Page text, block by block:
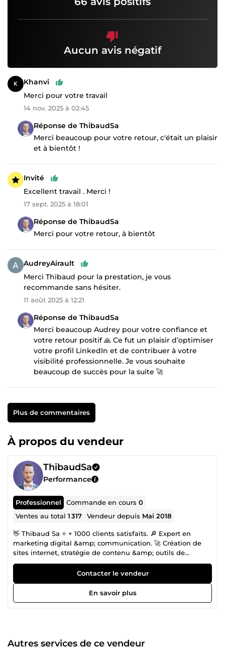
Aucun avis négatif
Khanvi
Merci pour votre travail
14 nov. 2025 à 02:45
Réponse de ThibaudSa
Merci beaucoup pour votre retour, c'était un plaisir
et à bientôt !
Invité
Excellent travail . Merci !
17 sept. 2025 à 18:01
Réponse de ThibaudSa
Merci pour votre retour, à bientôt
AudreyAirault
Merci Thibaud pour la prestation, je vous
recommande sans hésiter.
11 août 2025 à 12:21
Réponse de ThibaudSa
Merci beaucoup Audrey pour votre confiance et
votre retour positif 🙏 Ce fut un plaisir d’optimiser
votre profil LinkedIn et de contribuer à votre
visibilité professionnelle. Je vous souhaite
beaucoup de succès pour la suite 🚀
Plus de commentaires
À propos du vendeur
ThibaudSa
Performance
Professionnel Commande en cours0
Ventes au total1 317 Vendeur depuis Mai 2018
👋 Thibaud Sa ⭐ + 1000 clients satisfaits. 🔎 Expert en
marketing digital &amp; communication. 🚀 Création de
sites internet, stratégie de contenu &amp; outils de
communication. Passionné par la communication et le
marketing digital, mon objectif est de booster votre
présence en ligne grâce à des solutions personnalisées et
Communication Licence Métiers du Numérique BTS
discuter de vos projets et découvrir comment je peux vous
Contacter le vendeur
En savoir plus
Autres services de ce vendeur